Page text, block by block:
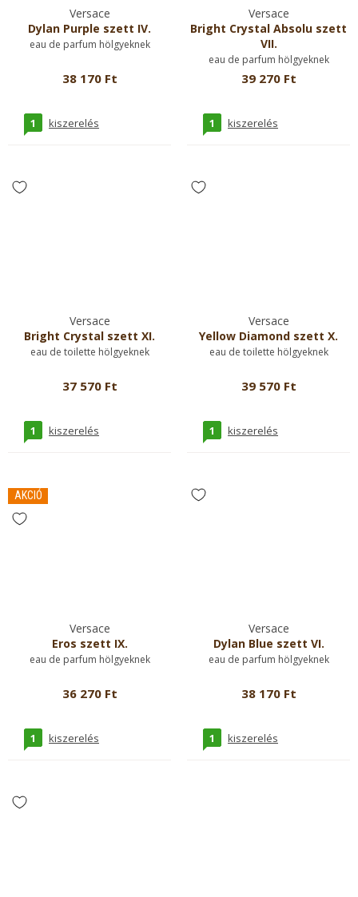
Versace
Dylan Purple szett IV.
eau de parfum hölgyeknek
38 170 Ft
1 kiszerelés
Versace
Bright Crystal Absolu szett
VII.
eau de parfum hölgyeknek
39 270 Ft
1 kiszerelés
Versace
Bright Crystal szett XI.
eau de toilette hölgyeknek
37 570 Ft
1 kiszerelés
Versace
Yellow Diamond szett X.
eau de toilette hölgyeknek
39 570 Ft
1 kiszerelés
AKCIÓ
Versace
Eros szett IX.
eau de parfum hölgyeknek
36 270 Ft
1 kiszerelés
Versace
Dylan Blue szett VI.
eau de parfum hölgyeknek
38 170 Ft
1 kiszerelés